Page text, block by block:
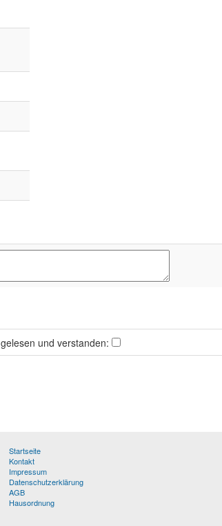
gelesen und verstanden:
Startseite
Kontakt
Impressum
Datenschutzerklärung
AGB
Hausordnung